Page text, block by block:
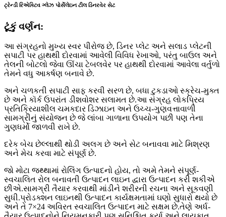
ટ્રેન્ડી રિએક્ટિવ ગ્લેઝ પોર્સેલેઇન ટીલ ડિનરવેર સેટ
ટૂંકું વર્ણન:
આ સંગ્રહનો મુખ્ય સ્વર પીરોજ છે, ડિનર પ્લેટ અને સલાડ પ્લેટની
સપાટી પર હાથથી દોરવામાં આવેલી વિવિધ રેખાઓ, પરંતુ બાઉલ અને
તેલની બોટલો જેવા ઊંચા ટેબલવેર પર હાથથી દોરવામાં આવેલા વર્તુળો
તેમને વધુ આકર્ષણ બનાવે છે.
અને ચળકતી સપાટી સાફ કરવી સરળ છે, બધા ટુકડાઓ સ્ક્રેચ-મુક્ત
છે અને કૉર્ક ઉપરાંત ડીશવોશર સલામત છે.આ સંગ્રહ લોકપ્રિય
પ્રતિક્રિયાશીલ ચમકદાર ડિઝાઇન અને ઉચ્ચ-ગુણવત્તાવાળી
સામગ્રીનું સંયોજન છે જે લાંબા ગાળાના ઉપયોગ પછી પણ તેના
ગુણધર્મો જાળવી રાખે છે.
દરેક બેચ છેલ્લાથી થોડી અલગ છે અને સેટ બનાવવા માટે મિશ્રણ
અને મેચ કરવા માટે સંપૂર્ણ છે.
જો મોટા જથ્થામાં રોલિંગ ઉત્પાદનો હોય, તો અમે તેમને સંપૂર્ણ-
સ્વચાલિત રોલ બનાવતી ઉત્પાદન લાઇન દ્વારા ઉત્પાદન કરી શકીએ
છીએ.સામગ્રી તૈયાર કરવાથી માંડીને શરીરની રચના અને સૂકવણી
સુધી.પ્રોડક્શન લાઇનથી ઉત્પાદન કાર્યક્ષમતામાં ઘણો સુધારો થયો છે
અને તે 7×24 અવિરત સ્વચાલિત ઉત્પાદન માટે સક્ષમ છે.તેણે અર્ધ-